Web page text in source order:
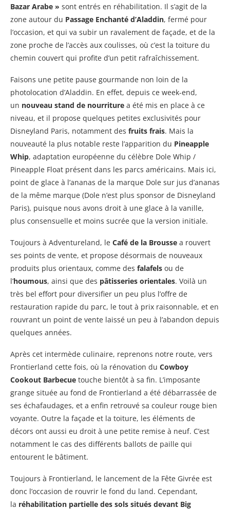
Bazar Arabe » sont entrés en réhabilitation. Il s’agit de la
zone autour du Passage Enchanté d’Aladdin, fermé pour
l’occasion, et qui va subir un ravalement de façade, et de la
zone proche de l’accès aux coulisses, où c’est la toiture du
chemin couvert qui profite d’un petit rafraîchissement.
Faisons une petite pause gourmande non loin de la
photolocation d’Aladdin. En effet, depuis ce week-end,
un nouveau stand de nourriture a été mis en place à ce
niveau, et il propose quelques petites exclusivités pour
Disneyland Paris, notamment des fruits frais. Mais la
nouveauté la plus notable reste l’apparition du Pineapple
Whip, adaptation européenne du célèbre Dole Whip /
Pineapple Float présent dans les parcs américains. Mais ici,
point de glace à l’ananas de la marque Dole sur jus d’ananas
de la même marque (Dole n’est plus sponsor de Disneyland
Paris), puisque nous avons droit à une glace à la vanille,
plus consensuelle et moins sucrée que la version initiale.
Toujours à Adventureland, le Café de la Brousse a rouvert
ses points de vente, et propose désormais de nouveaux
produits plus orientaux, comme des falafels ou de
l’houmous, ainsi que des pâtisseries orientales. Voilà un
très bel effort pour diversifier un peu plus l’offre de
restauration rapide du parc, le tout à prix raisonnable, et en
rouvrant un point de vente laissé un peu à l’abandon depuis
quelques années.
Après cet intermède culinaire, reprenons notre route, vers
Frontierland cette fois, où la rénovation du Cowboy
Cookout Barbecue touche bientôt à sa fin. L’imposante
grange située au fond de Frontierland a été débarrassée de
ses échafaudages, et a enfin retrouvé sa couleur rouge bien
voyante. Outre la façade et la toiture, les éléments de
décors ont aussi eu droit à une petite remise à neuf. C’est
notamment le cas des différents ballots de paille qui
entourent le bâtiment.
Toujours à Frontierland, le lancement de la Fête Givrée est
donc l’occasion de rouvrir le fond du land. Cependant,
la réhabilitation partielle des sols situés devant Big